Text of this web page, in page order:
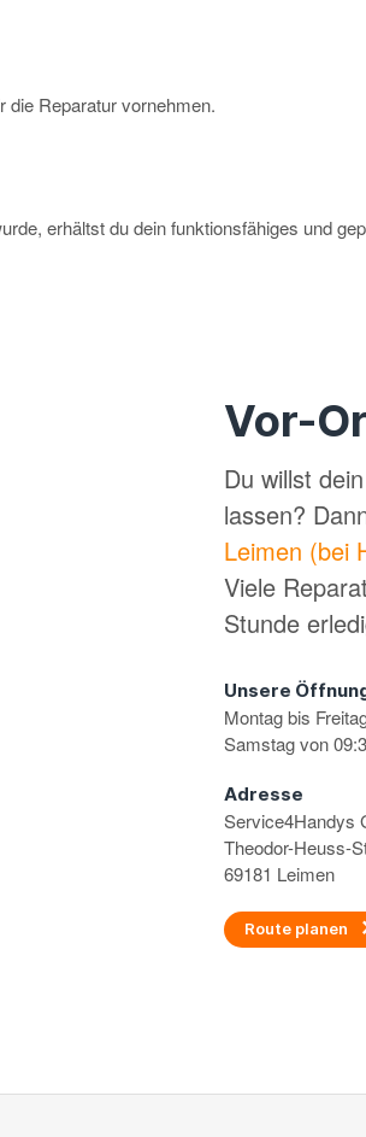
die Reparatur vornehmen.
erhältst du dein funktionsfähiges und
Vor-
Du willst
lassen?
Leimen (bei
Viele
Stunde
Unsere
Montag bis
Samstag von
Adresse
Service4Handys
Theodor-Heuss-
69181 Leimen
Route planen